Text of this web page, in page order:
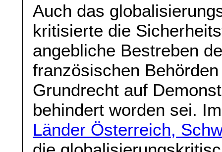
Auch das
kritisierte die
angebliche Bestreben
französischen
Grundrecht auf
behindert worden sei.
Länder Österreich,